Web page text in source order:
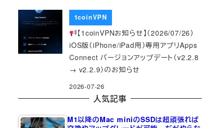
1coinVPN
【1coinVPNお知らせ】（2026/07/26）
iOS版（iPhone/iPad用）専用アプリApps
Connect バージョンアップデート（v2.2.8
→ v2.2.9）のお知らせ
2026-07-26
人気記事
M1以降のMac miniのSSDは超頑張れば